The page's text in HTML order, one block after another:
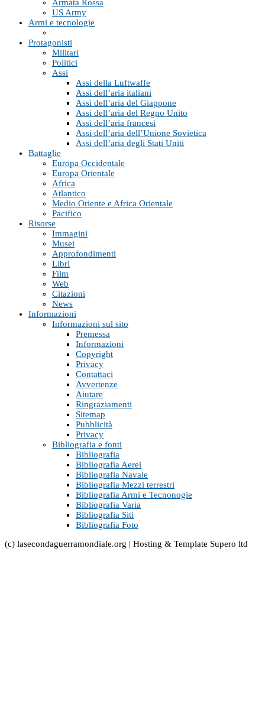
Armata Rossa
US Army
Armi e tecnologie
Protagonisti
Militari
Politici
Assi
Assi della Luftwaffe
Assi dell’aria italiani
Assi dell’aria del Giappone
Assi dell’aria del Regno Unito
Assi dell’aria francesi
Assi dell’aria dell’Unione Sovietica
Assi dell’aria degli Stati Uniti
Battaglie
Europa Occidentale
Europa Orientale
Africa
Atlantico
Medio Oriente e Africa Orientale
Pacifico
Risorse
Immagini
Musei
Approfondimenti
Libri
Film
Web
Citazioni
News
Informazioni
Informazioni sul sito
Premessa
Informazioni
Copyright
Privacy
Contattaci
Avvertenze
Aiutare
Ringraziamenti
Sitemap
Pubblicità
Privacy
Bibliografia e fonti
Bibliografia
Bibliografia Aerei
Bibliografia Navale
Bibliografia Mezzi terrestri
Bibliografia Armi e Tecnonogie
Bibliografia Varia
Bibliografia Siti
Bibliografia Foto
(c) lasecondaguerramondiale.org | Hosting & Template Supero ltd